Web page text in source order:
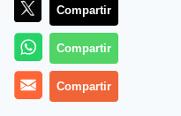
Compartir
Compartir
Compartir